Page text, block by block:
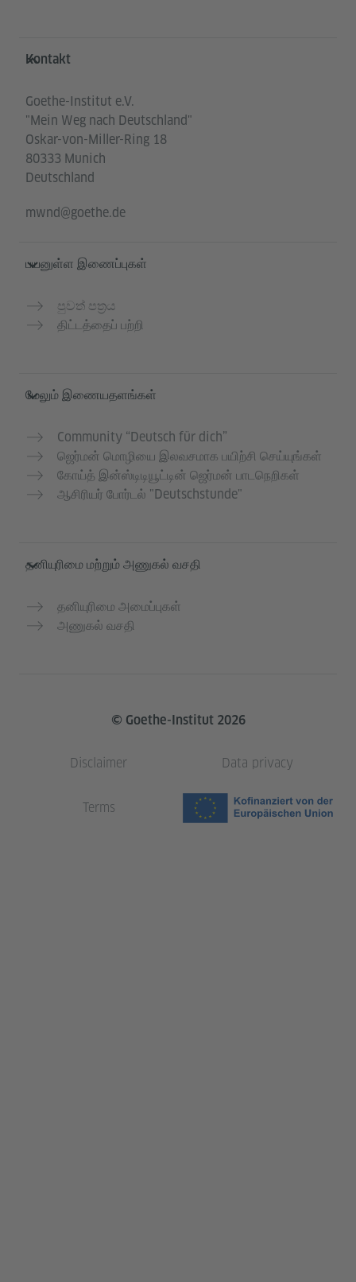
Service- und Informationsbereich
Kontakt
Goethe-Institut e.V.
"Mein Weg nach Deutschland"
Oskar-von-Miller-Ring 18
80333 Munich
Deutschland
mwnd@goethe.de
பயனுள்ள இணைப்புகள்
පුවත් පත්‍රය
திட்டத்தைப் பற்றி
மேலும் இணையதளங்கள்
Community “Deutsch für dich”
ஜெர்மன் மொழியை இலவசமாக பயிற்சி செய்யுங்கள்
கோய்த் இன்ஸ்டிடியூட்டின் ஜெர்மன் பாடநெறிகள்
ஆசிரியர் போர்டல் "Deutschstunde"
தனியுரிமை மற்றும் அணுகல் வசதி
தனியுரிமை அமைப்புகள்
அணுகல் வசதி
© Goethe-Institut 2026
Disclaimer Data privacy
Terms